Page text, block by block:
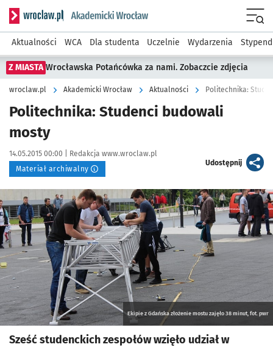
Serwis informacyjny wroclaw.pl podserwis: Akademicki
Aktualności WCA Dla studenta Uczelnie Wydarzenia
Z MIASTA Wrocławska Potańcówka za nami. Zobaczcie zdjęcia
wroclaw.pl Akademicki Wrocław Aktualności Politechnika:
Politechnika: Studenci budowali
mosty
Data publikacji:
14.05.2015 00:00 | Autor:
Redakcja www.wroclaw.pl
Materiał archiwalny
Udostępnijartykuł
Kliknij, aby powiększyć
Ekipie z Gdańska złożenie mostu zajęło 38 minut, fot. pwr
Sześć studenckich zespołów wzięło udział w